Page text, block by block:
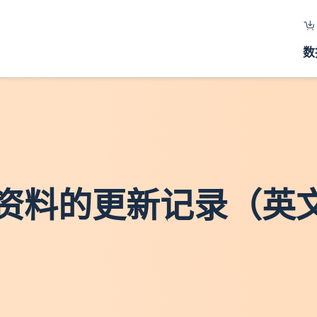
料的更新记录（英